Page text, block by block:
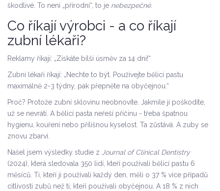
škodlivé. To není „přírodní“, to je nebezpečné.
Co říkají výrobci - a co říkají
zubní lékaři?
Reklamy říkají: „Získáte bílší úsměv za 14 dní!“
Zubní lékaři říkají: „Nechte to být. Používejte bělící pastu
maximálně 2-3 týdny, pak přepněte na obyčejnou.“
Proč? Protože zubní sklovinu neobnovíte. Jakmile ji poškodíte,
už se nevrátí. A bělící pasta neřeší příčinu - třeba špatnou
hygienu, kouření nebo přílišnou kyselost. Ta zůstává. A zuby se
znovu zbarví.
Našel jsem výsledky studie z Journal of Clinical Dentistry
(2024), která sledovala 350 lidí, kteří používali bělící pastu 6
měsíců. Ti, kteří ji používali každý den, měli o 37 % více případů
citlivosti zubů než ti, kteří používali obyčejnou. A 18 % z nich